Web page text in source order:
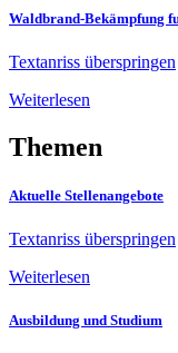
Waldbrand-Bekämpfung
Textanriss überspringen
Weiterlesen
Themen
Aktuelle Stellenangebote
Textanriss überspringen
Weiterlesen
Ausbildung und Studium